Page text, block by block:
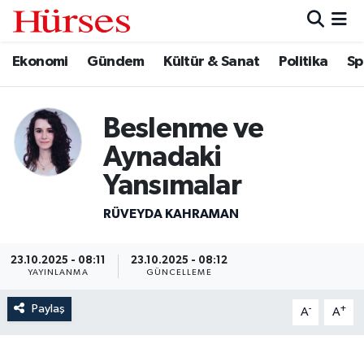
Ekonomi Gündem Kültür & Sanat Politika
Beslenme ve
Aynadaki
Yansımalar
RÜVEYDA KAHRAMAN
23.10.2025 - 08:11
YAYINLANMA
23.10.2025 - 08:12
GÜNCELLEME
Paylaş A- A+
Ekonomi
Kültür & Sanat
Turizm
Hava Durumu
Süper Lig Puan Durumu ve Fikstür
Tüm Manşetler
Haber Arşivi